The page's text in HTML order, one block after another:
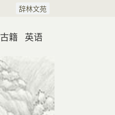
辞林文苑
古籍 英语